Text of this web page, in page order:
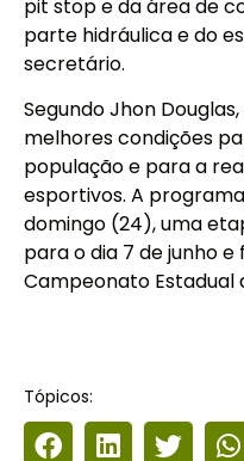
pit stop e da área de
parte hidráulica e do
secretário.
Segundo Jhon
melhores condições
população e para a
esportivos. A
domingo (24), uma
para o dia 7 de junho
Campeonato Estadual
Tópicos: